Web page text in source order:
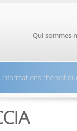
Qui sommes-
Informations